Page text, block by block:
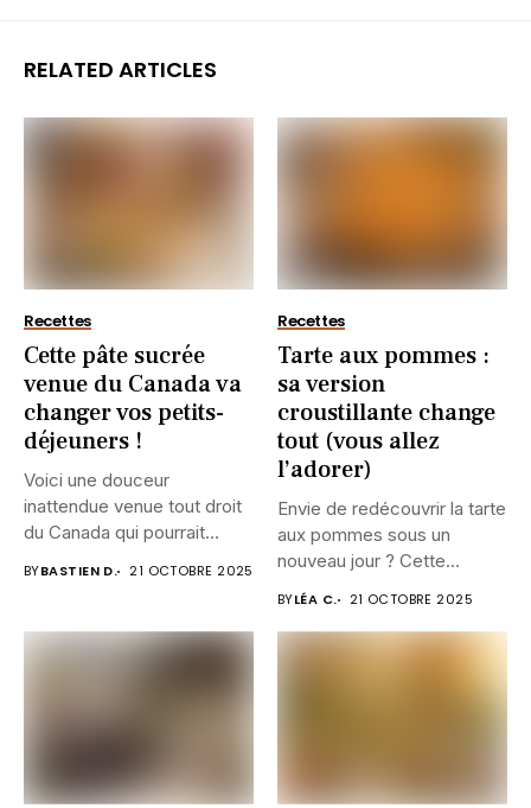
RELATED ARTICLES
Recettes
Cette pâte sucrée
venue du Canada va
changer vos petits-
déjeuners !
Voici une douceur
inattendue venue tout droit
du Canada qui pourrait
BYBASTIEN D. 21 OCTOBRE 2025
Recettes
Tarte aux pommes :
sa version
croustillante change
tout (vous allez
l’adorer)
Envie de redécouvrir la tarte
aux pommes sous un
nouveau jour ? Cette...
BYLÉA C. 21 OCTOBRE 2025